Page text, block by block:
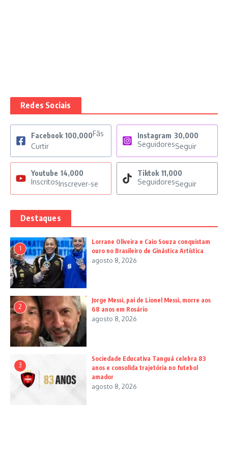
Redes Sociais
Facebook 100,000Fãs
Curtir
Instagram 30,000
SeguidoresSeguir
Youtube 14,000
InscritosInscrever-se
Tiktok 11,000
SeguidoresSeguir
Destaques
1
Lorrane Oliveira e Caio Souza conquistam
ouro no Brasileiro de Ginástica Artística
agosto 8, 2026
2
Jorge Messi, pai de Lionel Messi, morre aos
68 anos em Rosário
agosto 8, 2026
3
Sociedade Educativa Tanguá celebra 83
anos e consolida trajetória no futebol
amador
agosto 8, 2026